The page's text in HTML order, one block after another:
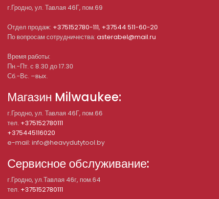
г.Гродно, ул. Тавлая 46Г, пом.69
Отдел продаж: +375152780-111, +37544 511-60-20
По вопросам сотрудничества: asterabel@mail.ru
Время работы:
Пн.-Пт. с 8.30 до 17.30
Сб.-Вс. –вых.
Магазин Milwaukee:
г.Гродно, ул. Тавлая 46Г, пом.66
тел. +375152780111
+375445116020
e-mail: info@heavydutytool.by
Сервисное обслуживание:
г.Гродно, ул.Тавлая 46г, пом.64
тел. +375152780111